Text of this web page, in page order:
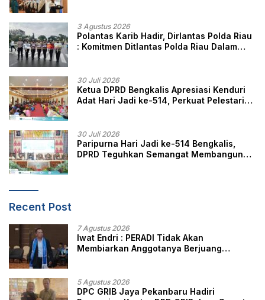
3 Agustus 2026
Polantas Karib Hadir, Dirlantas Polda Riau
: Komitmen Ditlantas Polda Riau Dalam
30 Juli 2026
Ketua DPRD Bengkalis Apresiasi Kenduri
Adat Hari Jadi ke-514, Perkuat Pelestarian
30 Juli 2026
Paripurna Hari Jadi ke-514 Bengkalis,
DPRD Teguhkan Semangat Membangun
Recent Post
7 Agustus 2026
Iwat Endri : PERADI Tidak Akan
Membiarkan Anggotanya Berjuang
5 Agustus 2026
DPC GRIB Jaya Pekanbaru Hadiri